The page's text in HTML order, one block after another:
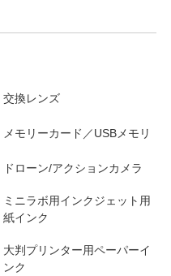
交換レンズ
メモリーカード／USBメモリ
ドローン/アクションカメラ
ミニラボ用インクジェット用
紙インク
大判プリンター用ペーパーイ
ンク